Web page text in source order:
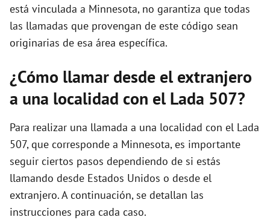
está vinculada a Minnesota, no garantiza que todas
las llamadas que provengan de este código sean
originarias de esa área específica.
¿Cómo llamar desde el extranjero
a una localidad con el Lada 507?
Para realizar una llamada a una localidad con el Lada
507, que corresponde a Minnesota, es importante
seguir ciertos pasos dependiendo de si estás
llamando desde Estados Unidos o desde el
extranjero. A continuación, se detallan las
instrucciones para cada caso.